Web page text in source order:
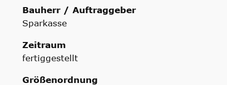
Bauherr / Auftraggeber
Sparkasse
Zeitraum
fertiggestellt
Größenordnung